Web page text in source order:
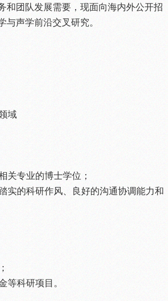
和团队发展需要，现面向海内外公开招
声学前沿交叉研究。
域
关专业的博士学位；
实的科研作风、良好的沟通协调能力和
等科研项目。